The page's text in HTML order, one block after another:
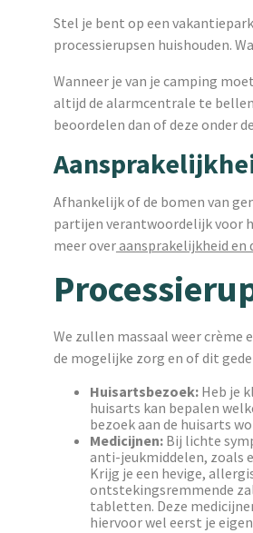
Stel je bent op een
processierupsen huishouden.
Wanneer je van je camping
altijd de alarmcentrale te
beoordelen dan of deze onder
Afhankelijk of de bomen van
partijen verantwoordelijk voor
meer overaansprakelijkheid en
We zullen massaal weer crème
de mogelijke zorg en of dit
Huisartsbezoek:Heb je
huisarts kan bepalen
bezoek aan de huisarts
Medicijnen:Bij lichte
anti-jeukmiddelen, zoals
Krijg je een hevige,
ontstekingsremmende
tabletten. Deze
hiervoor wel eerst je